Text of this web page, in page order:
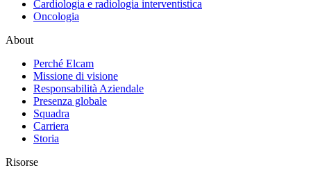
Cardiologia e radiologia interventistica
Oncologia
About
Perché Elcam
Missione di visione
Responsabilità Aziendale
Presenza globale
Squadra
Carriera
Storia
Risorse